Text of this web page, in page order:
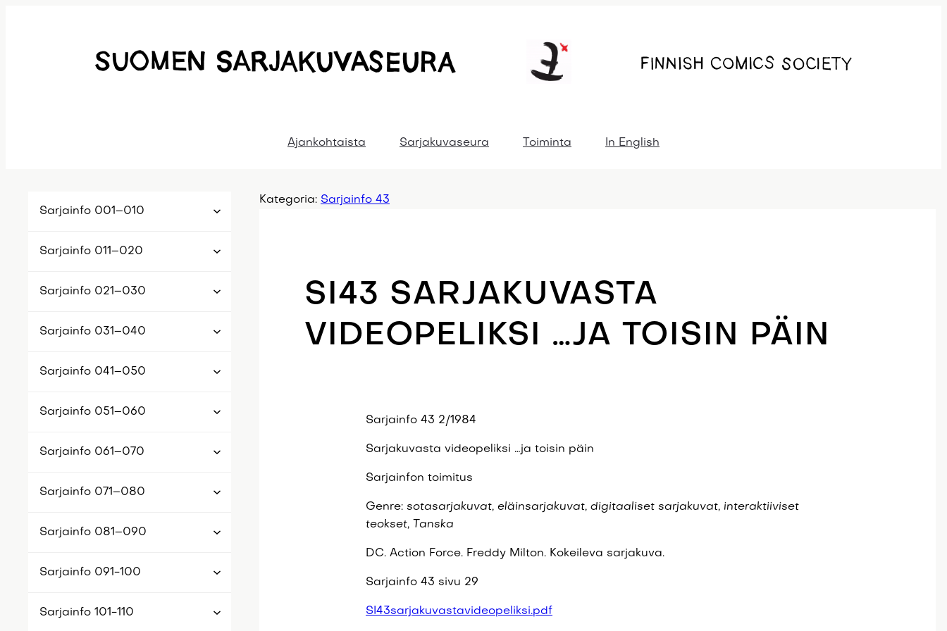
Ajankohtaista Sarjakuvaseura Toiminta In English
Sarjainfo 001–010
Sarjainfo 011–020
Sarjainfo 021–030
Sarjainfo 031–040
Sarjainfo 041–050
Sarjainfo 051–060
Sarjainfo 061–070
Sarjainfo 071–080
Sarjainfo 081–090
Sarjainfo 091-100
Sarjainfo 101-110
Kategoria: Sarjainfo 43
SI43 SARJAKUVASTA
VIDEOPELIKSI …JA TOISIN PÄIN
Sarjainfo 43 2/1984
Sarjakuvasta videopeliksi …ja toisin päin
Sarjainfon toimitus
Genre: sotasarjakuvat, eläinsarjakuvat, digitaaliset sarjakuvat, interaktiiviset
teokset, Tanska
DC. Action Force. Freddy Milton. Kokeileva sarjakuva.
Sarjainfo 43 sivu 29
SI43sarjakuvastavideopeliksi.pdf